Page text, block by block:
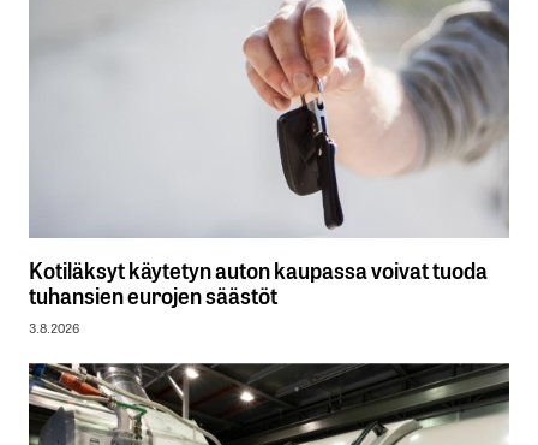
Kotiläksyt käytetyn auton kaupassa voivat tuoda
tuhansien eurojen säästöt
3.8.2026